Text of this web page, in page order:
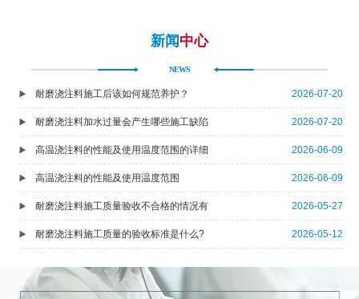
新闻 中心
NEWS
耐磨浇注料施工后该如何规范养护？ 2026-07-20
耐磨浇注料加水过量会产生哪些施工缺陷 2026-07-20
高温浇注料的性能及使用温度范围的详细 2026-06-09
高温浇注料的性能及使用温度范围 2026-06-09
耐磨浇注料施工质量验收不合格的情况有 2026-05-27
耐磨浇注料施工质量的验收标准是什么? 2026-05-12